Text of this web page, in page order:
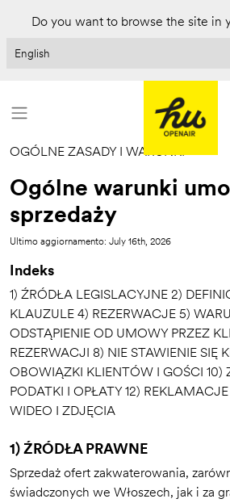
Do you want to browse the site in
OGÓLNE ZASADY I WARUNKI
Ogólne warunki
sprzedaży
Ultimo aggiornamento: July 16th, 2026
Indeks
1) ŹRÓDŁA LEGISLACYJNE 2)
KLAUZULE 4) REZERWACJE 5)
ODSTĄPIENIE OD UMOWY PRZEZ
REZERWACJI 8) NIE STAWIENIE SIĘ
OBOWIĄZKI KLIENTÓW I GOŚCI 10)
PODATKI I OPŁATY 12)
WIDEO I ZDJĘCIA
1) ŹRÓDŁA PRAWNE
Sprzedaż ofert zakwaterowania,
świadczonych we Włoszech, jak i za